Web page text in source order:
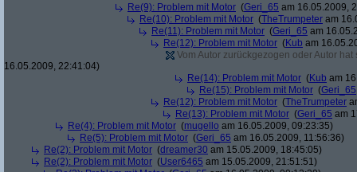
Re(9): Problem mit Motor (Geri_65 am 16.05.2009,
Re(10): Problem mit Motor (TheTrumpeter am
Re(11): Problem mit Motor (Geri_65 am
Re(12): Problem mit Motor (Kub am
Vom Autor zurückgezogen oder Autor
16.05.2009, 22:41:04)
Re(14): Problem mit Motor (Kub am
Re(15): Problem mit Motor (Geri_65
Re(12): Problem mit Motor (TheTrumpeter
Re(13): Problem mit Motor (Geri_65 am
Re(4): Problem mit Motor (mugello am 16.05.2009, 09:23:35)
Re(5): Problem mit Motor (Geri_65 am 16.05.2009, 11:56:36)
Re(2): Problem mit Motor (dreamer30 am 15.05.2009, 18:45:05)
Re(2): Problem mit Motor (User6465 am 15.05.2009, 21:51:51)